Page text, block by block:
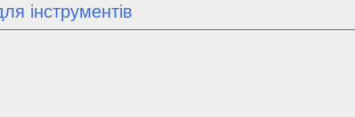
інструментів